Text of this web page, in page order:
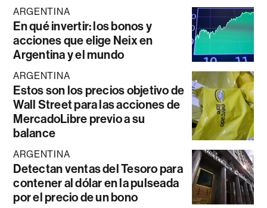
ARGENTINA
En qué invertir: los bonos y
acciones que elige Neix en
Argentina y el mundo
ARGENTINA
Estos son los precios objetivo de
Wall Street para las acciones de
MercadoLibre previo a su
balance
ARGENTINA
Detectan ventas del Tesoro para
contener al dólar en la pulseada
por el precio de un bono